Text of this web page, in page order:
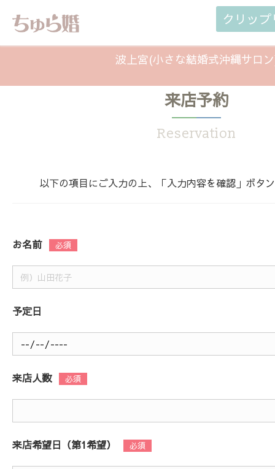
クリッ
波上宮(小さな結婚式沖縄サロ
来店予約
Reservation
以下の項目にご入力の上、「入力内容を確認」ボタ
お名前
予定日
来店人数
来店希望日（第1希望）